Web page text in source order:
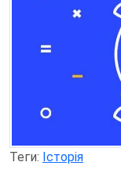
Теги: Історія